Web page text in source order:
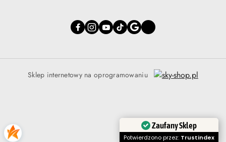
Sklep internetowy na oprogramowaniu
Zaufany Sklep
Potwierdzono przez: Trustindex